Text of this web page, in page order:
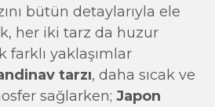
bütün detaylarıyla ele
her iki tarz da huzur
farklı yaklaşımlar
tarzı, daha sıcak ve
sağlarken; Japon